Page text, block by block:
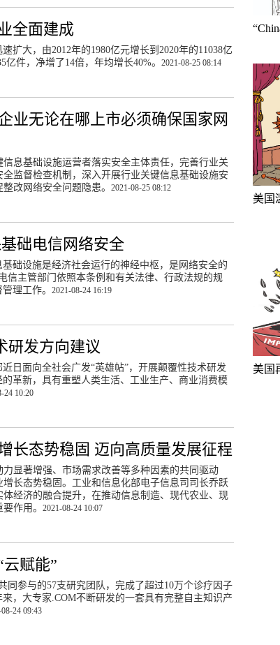
全面建成
扩大，由2012年的1980亿元增长到2020年的11038亿
件，净增了14倍，年均增长40%。 2021-08-25 08:14
业无论在哪上市必须确保国家网
息基础设施运营者落实安全主体责任，完善行业关
监督检查机制，深入开展行业关键信息基础设施安
改网络安全问题隐患。2021-08-25 08:12
础电信网络安全
础设施是经济社会运行的神经中枢，是网络安全的
信主管部门依照本条例和有关法律、行政法规的规
理工作。 2021-08-24 16:19
研发方向建议
日面向全社会广发“英雄帖”，开展颠覆性技术研发
革新，具有重塑人类生活、工业生产、商业消费模
24 10:20
长态势稳固 迈向高质量发展征程
显著增强、市场需求改善等多种因素的共同驱动
增长态势稳固。工业和信息化部电子信息司司长乔跃
体经济的融合提升，在推动信息制造、现代农业、现
要作用。2021-08-24 10:07
赋能”
参与的57支研究团队，完成了超过10万个诊疗因子
，大专家.COM不断研发的一套具有完整自主知识产
24 09:43
美国
美国